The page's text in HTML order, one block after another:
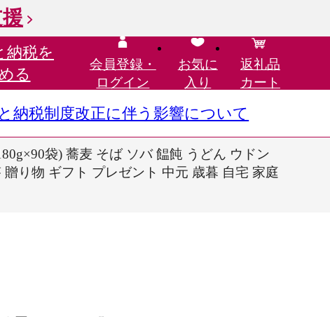
納税を
る
会員登録・
ログイン
お気に
入り
返礼品
カート
納税制度改正に伴う影響について
袋) 蕎麦 そば ソバ 饂飩 うどん ウドン
り物 ギフト プレゼント 中元 歳暮 自宅 家庭